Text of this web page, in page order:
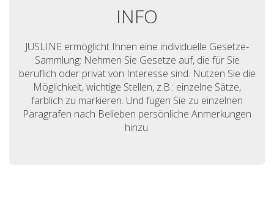
INFO
JUSLINE ermöglicht Ihnen eine individuelle Gesetze-
Sammlung: Nehmen Sie Gesetze auf, die für Sie
beruflich oder privat von Interesse sind. Nutzen Sie die
Möglichkeit, wichtige Stellen, z.B.: einzelne Sätze,
farblich zu markieren. Und fügen Sie zu einzelnen
Paragrafen nach Belieben persönliche Anmerkungen
hinzu.